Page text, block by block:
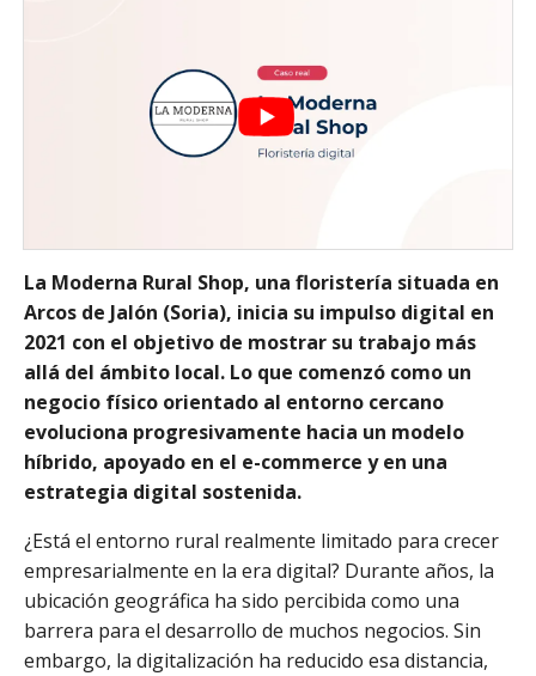
La Moderna Rural Shop, una floristería situada en
Arcos de Jalón (Soria), inicia su impulso digital en
2021 con el objetivo de mostrar su trabajo más
allá del ámbito local. Lo que comenzó como un
negocio físico orientado al entorno cercano
evoluciona progresivamente hacia un modelo
híbrido, apoyado en el e-commerce y en una
estrategia digital sostenida.
¿Está el entorno rural realmente limitado para crecer
empresarialmente en la era digital? Durante años, la
ubicación geográfica ha sido percibida como una
barrera para el desarrollo de muchos negocios. Sin
embargo, la digitalización ha reducido esa distancia,